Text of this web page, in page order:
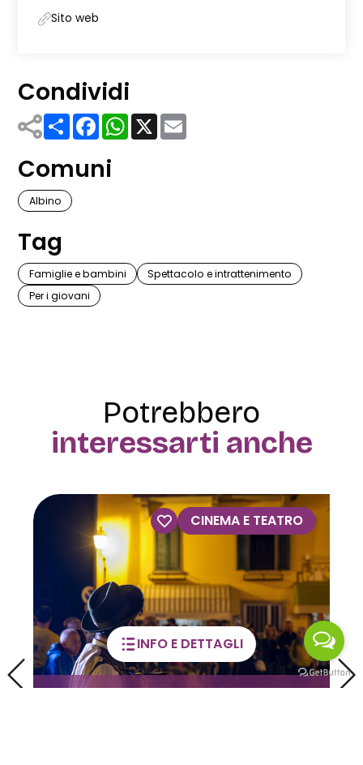
INFO E DETTAGLI
Sito web
Condividi
ShareFacebook
WhatsApp
X
Comuni
Albino
Tag
Famiglie e bambini
Spettacolo e intrattenimento
Per i giovani
Potrebbero
interessarti anche
CINEMA E TEATRO